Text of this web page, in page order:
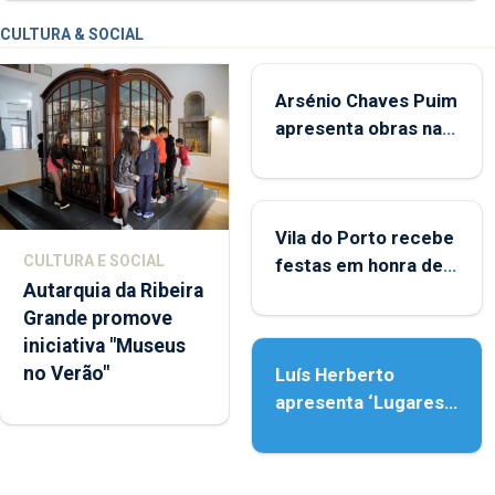
CULTURA & SOCIAL
CULTURA E SOCIAL
Autarquia da Ribeira
Grande promove
iniciativa "Museus
no Verão"
Arsénio Chaves Puim
apresenta obras na
Porto
Vila do Porto recebe
festas em honra de
Assunção
Luís Herberto
apresenta ‘Lugares